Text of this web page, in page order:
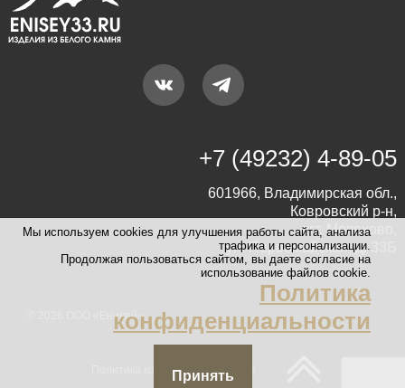
Мы используем cookies для улучшения работы сайта, анализа
трафика и персонализации.
Продолжая пользоваться сайтом, вы даете согласие на
использование файлов cookie.
Политика
конфиденциальности
Принять
+7 (49232) 4-89-05
601966, Владимирская обл.,
Ковровский р-н,
пгт. Мелехово,
ул. Первомайская, д. 33Б
© 2026 ООО «Енисей»
Политика конфиденциальности